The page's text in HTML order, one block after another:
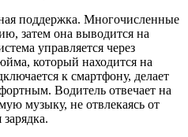
поддержка. Многочисленные
затем она выводится на
управляется через
который находится на
к смартфону, делает
Водитель отвечает на
музыку, не отвлекаясь от